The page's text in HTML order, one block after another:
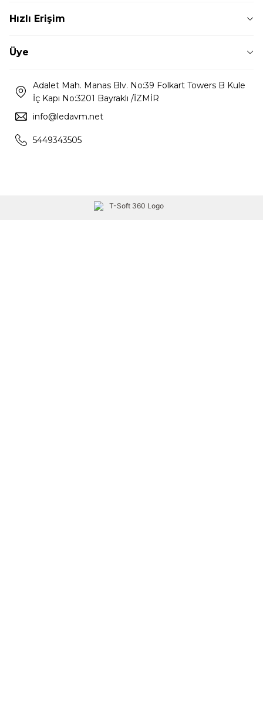
Hızlı Erişim
Üye
Adalet Mah. Manas Blv. No:39 Folkart Towers B Kule
İç Kapı No:3201 Bayraklı /İZMİR
info@ledavm.net
5449343505